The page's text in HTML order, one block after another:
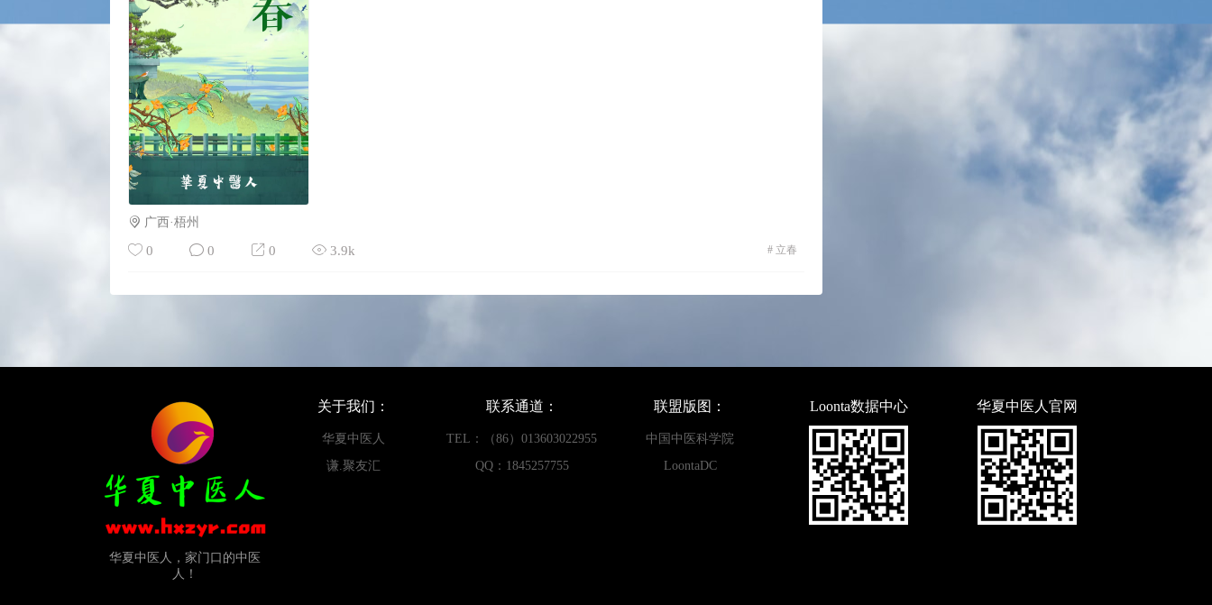
料峭春寒中，请收下这封湿润的信笺
它浸染着木棉积蓄艳色的决心
这个春天，让我们继续做互为撑伞的追光者
广西·梧州
0 0 0 3.9k # 立春
华夏中医人，家门口的中医
人！
关于我们：
华夏中医人
谦.聚友汇
联系通道：
TEL：（86）013603022955
QQ：1845257755
联盟版图：
中国中医科学院
LoontaDC
Loonta数据中心 华夏中医人官网